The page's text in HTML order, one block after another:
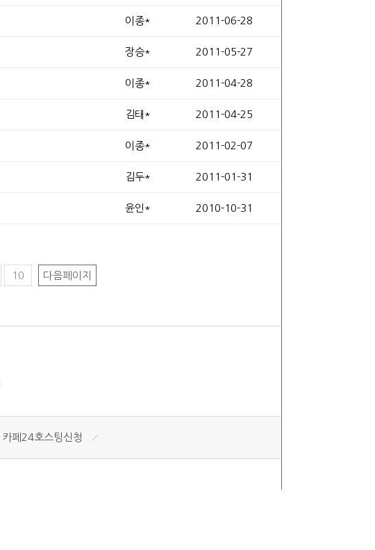
이종* 2011-06-28
장승* 2011-05-27
이종* 2011-04-28
김태* 2011-04-25
이종* 2011-02-07
김두* 2011-01-31
윤인* 2010-10-31
10 다음페이지
카페24호스팅신청